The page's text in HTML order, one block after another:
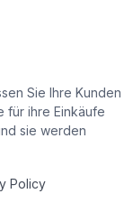
Sie Ihre Kunden
für ihre Einkäufe
sie werden
Policy